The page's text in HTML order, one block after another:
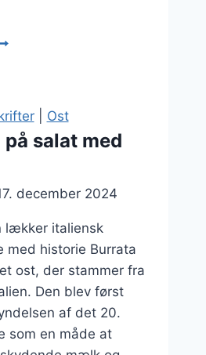
avocado
| Ost
salat med
december 2024
lækker italiensk
med historie Burrata
ost, der stammer fra
Den blev først
af det 20.
som en måde at